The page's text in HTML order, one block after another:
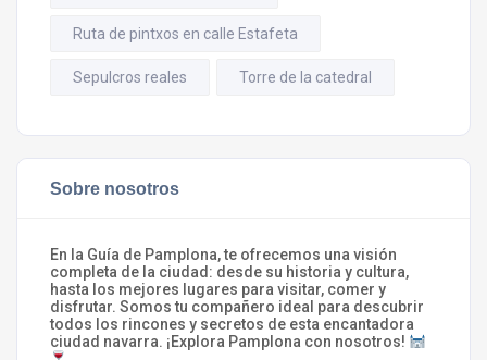
Ruta de pintxos en calle Estafeta
Sepulcros reales Torre de la catedral
Sobre nosotros
En la Guía de Pamplona, te ofrecemos una visión
completa de la ciudad: desde su historia y cultura,
hasta los mejores lugares para visitar, comer y
disfrutar. Somos tu compañero ideal para descubrir
todos los rincones y secretos de esta encantadora
ciudad navarra. ¡Explora Pamplona con nosotros!